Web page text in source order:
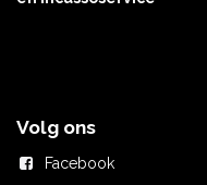
Volg ons
Facebook